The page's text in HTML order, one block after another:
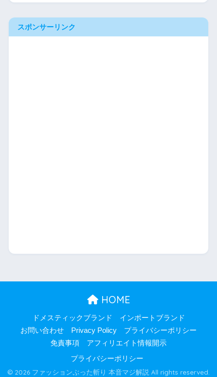
スポンサーリンク
HOME
ドメスティックブランド
インポートブランド
お問い合わせ
Privacy Policy
プライバシーポリシー
免責事項
アフィリエイト情報開示
プライバシーポリシー
© 2026 ファッションぶった斬り 本音マジ解説 All rights reserved.